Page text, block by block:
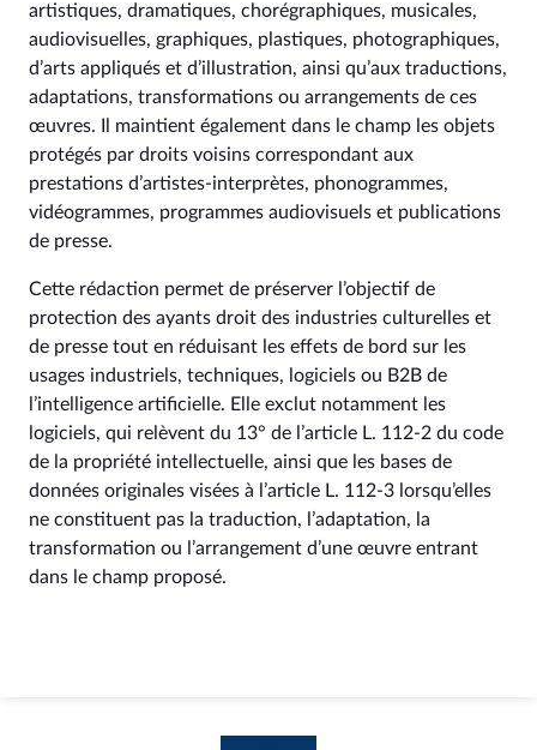
artistiques, dramatiques, chorégraphiques, musicales,
audiovisuelles, graphiques, plastiques, photographiques,
d’arts appliqués et d’illustration, ainsi qu’aux traductions,
adaptations, transformations ou arrangements de ces
œuvres. Il maintient également dans le champ les objets
protégés par droits voisins correspondant aux
prestations d’artistes-interprètes, phonogrammes,
vidéogrammes, programmes audiovisuels et publications
de presse.
Cette rédaction permet de préserver l’objectif de
protection des ayants droit des industries culturelles et
de presse tout en réduisant les effets de bord sur les
usages industriels, techniques, logiciels ou B2B de
l’intelligence artificielle. Elle exclut notamment les
logiciels, qui relèvent du 13° de l’article L. 112-2 du code
de la propriété intellectuelle, ainsi que les bases de
données originales visées à l’article L. 112-3 lorsqu’elles
ne constituent pas la traduction, l’adaptation, la
transformation ou l’arrangement d’une œuvre entrant
dans le champ proposé.